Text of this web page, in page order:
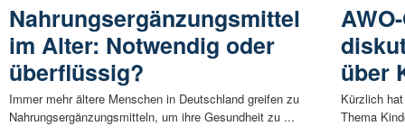
Nahrungsergänzungsmittel
im Alter: Notwendig oder
überflüssig?
Immer mehr ältere Menschen in Deutschland greifen zu
Nahrungsergänzungsmitteln, um ihre Gesundheit zu ...
über
Kürzlich
Thema